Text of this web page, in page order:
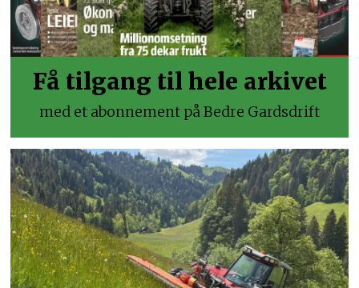
Få tilgang til hele arkivet
med et abonnement på Bedre Gardsdrift